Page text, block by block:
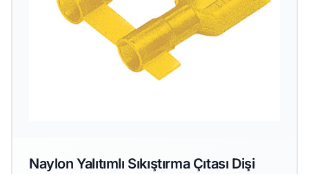
Naylon Yalıtımlı Sıkıştırma Çıtası Dişi